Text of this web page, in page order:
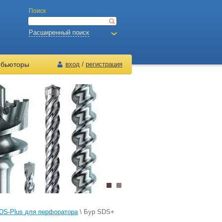
Поиск
Расширенный поиск
вход / регистрация
Plus для перфоратора\ Бур SDS+